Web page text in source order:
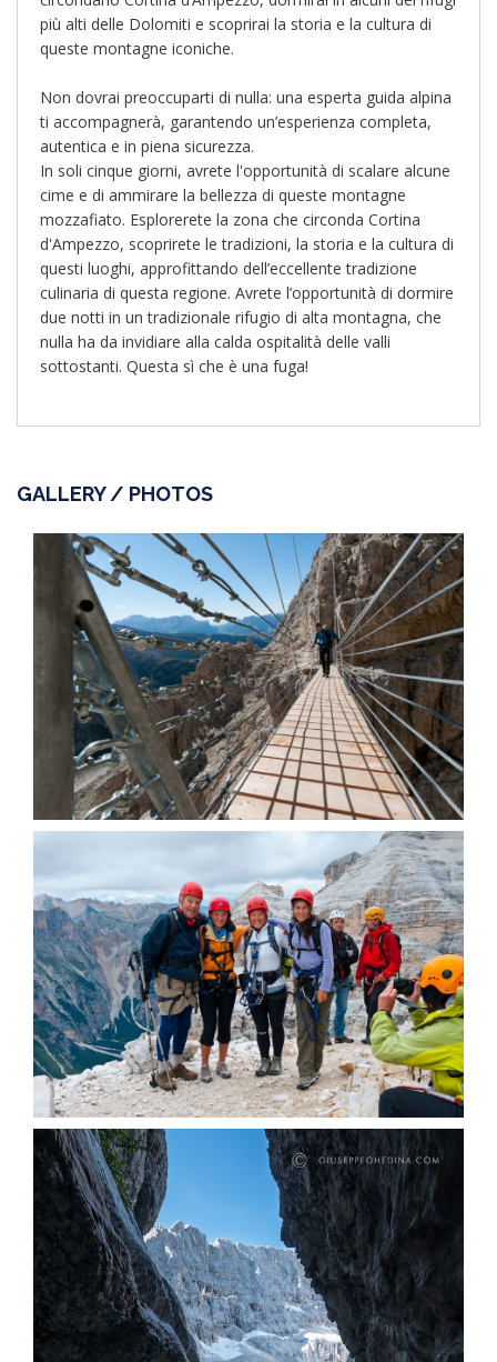
più alti delle Dolomiti e scoprirai la storia e la cultura di
queste montagne iconiche.
Non dovrai preoccuparti di nulla: una esperta guida alpina
ti accompagnerà, garantendo un’esperienza completa,
autentica e in piena sicurezza.
In soli cinque giorni, avrete l'opportunità di scalare alcune
cime e di ammirare la bellezza di queste montagne
mozzafiato. Esplorerete la zona che circonda Cortina
d'Ampezzo, scoprirete le tradizioni, la storia e la cultura di
questi luoghi, approfittando dell’eccellente tradizione
culinaria di questa regione. Avrete l’opportunità di dormire
due notti in un tradizionale rifugio di alta montagna, che
nulla ha da invidiare alla calda ospitalità delle valli
sottostanti. Questa sì che è una fuga!
GALLERY / PHOTOS